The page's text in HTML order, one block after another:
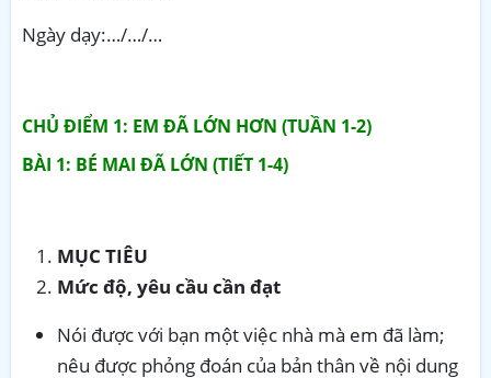
Ngày dạy:…/…/…
CHỦ ĐIỂM 1: EM ĐÃ LỚN HƠN (TUẦN 1-2)
BÀI 1: BÉ MAI ĐÃ LỚN (TIẾT 1-4)
MỤC TIÊU
Mức độ, yêu cầu cần đạt
Nói được với bạn một việc nhà mà em đã làm;
nêu được phỏng đoán của bản thân về nội dung